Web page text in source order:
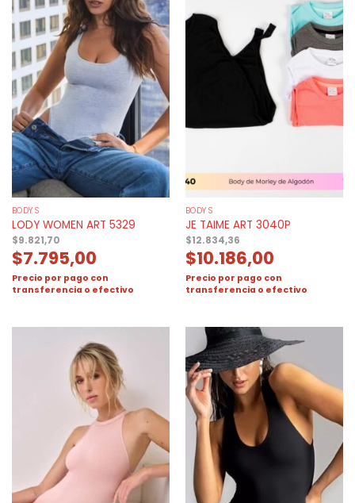
BODYS
LODY WOMEN ART 5329
$9.821,70
$7.795,00
Precio por pago con
transferencia o efectivo
BODYS
JE TAIME ART 3040P
$12.834,36
$10.186,00
Precio por pago con
transferencia o efectivo